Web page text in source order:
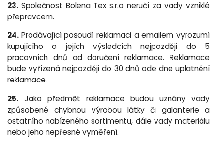
23. Společnost Bolena Tex s.r.o neručí za vady vzniklé
přepravcem.
24. Prodávající posoudí reklamaci a emailem vyrozumí
kupujícího o jejích výsledcích nejpozději do 5
pracovních dnů od doručení reklamace. Reklamace
bude vyřízená nejpozději do 30 dnů ode dne uplatnění
reklamace.
25. Jako předmět reklamace budou uznány vady
způsobené chybnou výrobou látky či galanterie a
ostatního nabízeného sortimentu, dále vady materiálu
nebo jeho nepřesné vyměření.